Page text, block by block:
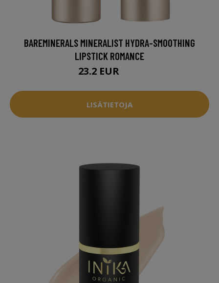
BAREMINERALS MINERALIST HYDRA-SMOOTHING
LIPSTICK ROMANCE
23.2 EUR
LISÄTIETOJA